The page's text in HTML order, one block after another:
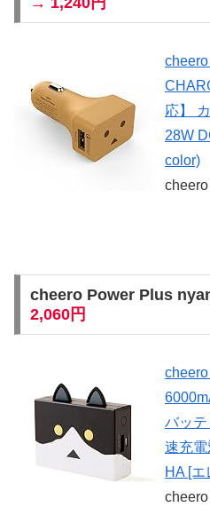
応】
28W
color)
cheero
cheero Power Plus
2,060円
バッ
速充
HA [
cheero